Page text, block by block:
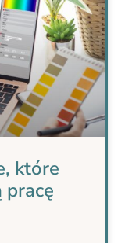
które
pracę